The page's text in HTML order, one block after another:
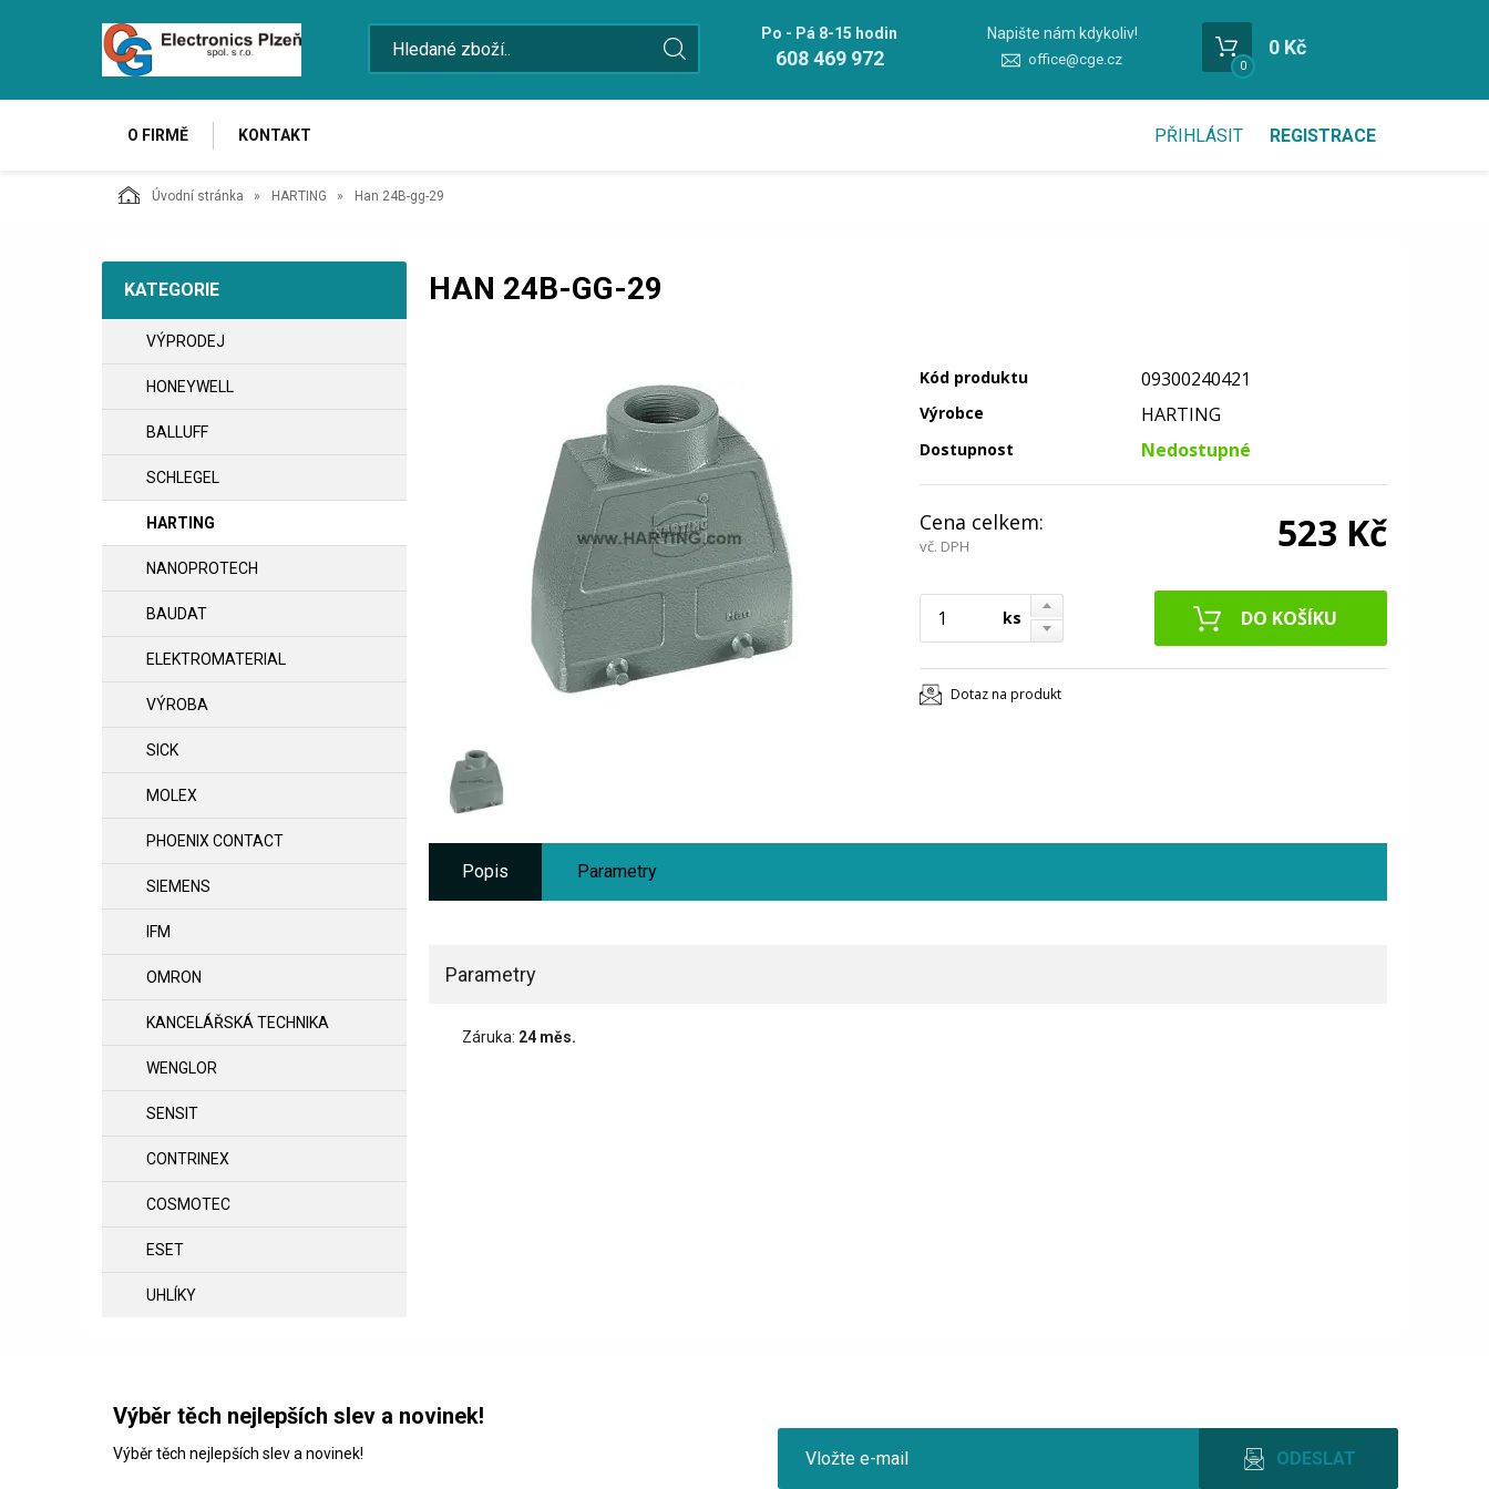
Po - Pá 8-15 hodin
608 469 972
Napište nám kdykoliv!
office@cge.cz 0
0 Kč
O FIRMĚ KONTAKT PŘIHLÁSIT REGISTRACE
Úvodní stránka HARTING Han 24B-gg-29
KATEGORIE
VÝPRODEJ
HONEYWELL
BALLUFF
SCHLEGEL
HARTING
NANOPROTECH
BAUDAT
ELEKTROMATERIAL
VÝROBA
SICK
MOLEX
PHOENIX CONTACT
SIEMENS
IFM
OMRON
KANCELÁŘSKÁ TECHNIKA
WENGLOR
SENSIT
CONTRINEX
COSMOTEC
ESET
UHLÍKY
HAN 24B-GG-29
Kód produktu 09300240421
Výrobce HARTING
Dostupnost Nedostupné
Cena celkem:
vč. DPH 523 Kč
ks
Dotaz na produkt
Popis Parametry
Parametry
Záruka: 24 měs.
Výběr těch nejlepších slev a novinek!
Výběr těch nejlepších slev a novinek!